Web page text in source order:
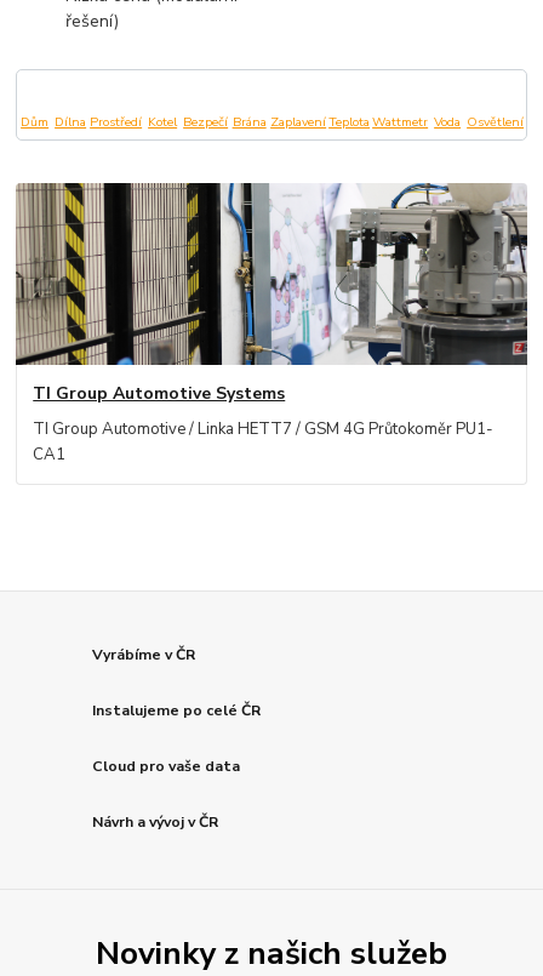
řešení)
Dům Dílna Prostředí Kotel Bezpečí Brána ZaplaveníTeplota Wattmetr Voda Osvětlení
TI Group Automotive Systems
TI Group Automotive / Linka HETT7 / GSM 4G Průtokoměr PU1-
CA1
Vyrábíme v ČR
Instalujeme po celé ČR
Cloud pro vaše data
Návrh a vývoj v ČR
Novinky z našich služeb